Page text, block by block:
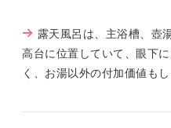
露天風呂は、主浴槽、壺
高台に位置していて、眼下
く、お湯以外の付加価値もし